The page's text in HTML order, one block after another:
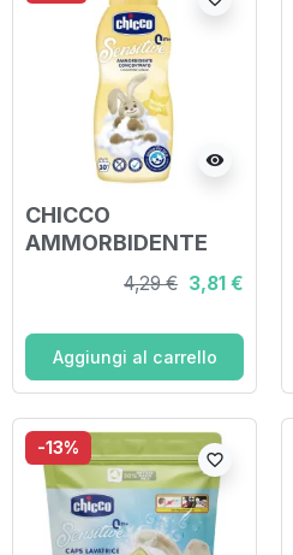
visibility
CHICCO
AMMORBIDENTE
CAREZZA 750 ML
4,29 € 3,81 €
Aggiungi al carrello
-13%
favorite_border